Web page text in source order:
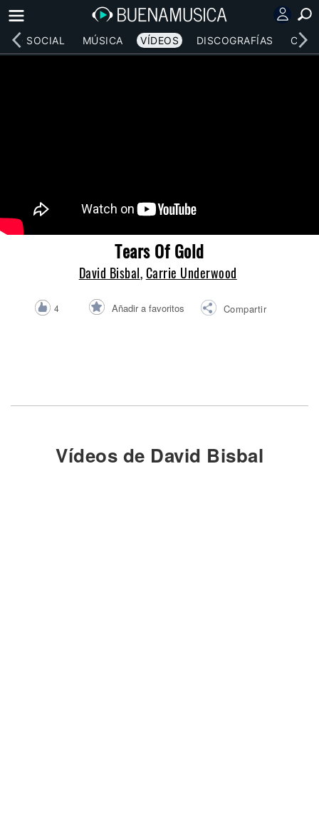
RED SOCIAL MÚSICA VÍDEOS DISCOGRAFÍAS
Tears Of Gold
David Bisbal,Carrie Underwood
4 Añadir a favoritos Compartir
Vídeos de David Bisbal